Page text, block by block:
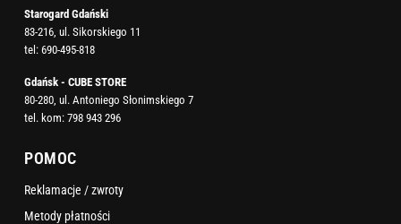
Starogard Gdański
83-216, ul. Sikorskiego 11
tel: 690-495-818
Gdańsk - CUBE STORE
80-280, ul. Antoniego Słonimskiego 7
tel. kom: 798 943 296
POMOC
Reklamacje / zwroty
Metody płatności